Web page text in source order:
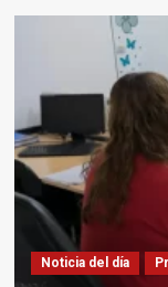
Noticia del día